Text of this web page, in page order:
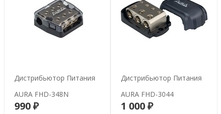
Дистрибьютор Питания
AURA FHD-348N
990 ₽В корзину
Дистрибьютор Питания
AURA FHD-3044
1 000 ₽В корзину